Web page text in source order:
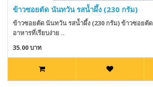
ข้าวซอยตัด นันทวัน รสน้ำผึ้ง (230 กรัม)
ข้าวซอยตัด นันทวัน รสน้ำผึ้ง (230 กรัม) ข้าวซอยตั
อาหารที่เรียบง่าย ..
35.00 บาท